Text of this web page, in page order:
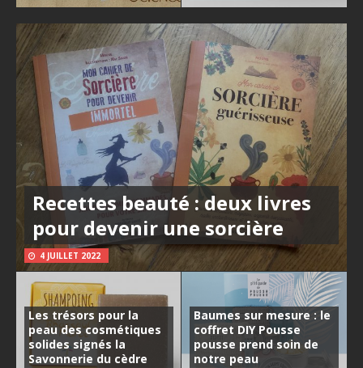
Recettes beauté : deux livres
pour devenir une sorcière
4 JUILLET 2022
Les trésors pour la
peau des cosmétiques
solides signés la
Savonnerie du cèdre
Baumes sur mesure : le
coffret DIY Pousse
pousse prend soin de
notre peau